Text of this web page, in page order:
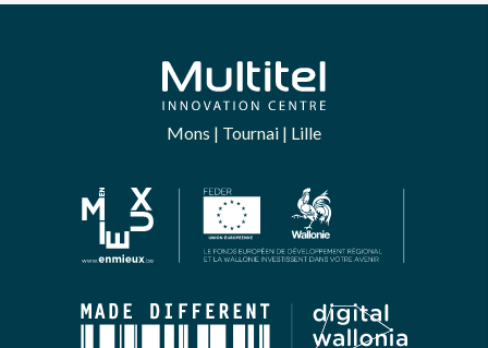
Mons | Tournai | Lille